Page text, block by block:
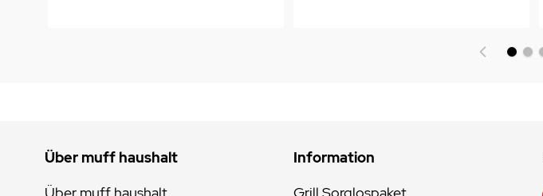
Über muff haushalt
Information